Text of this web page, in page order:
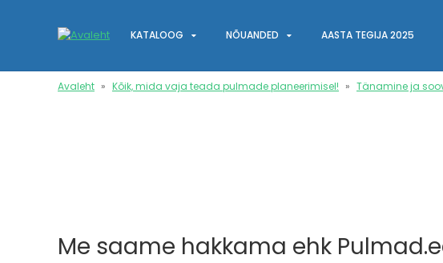
Main
KATALOOG NÕUANDED AASTA TEGIJA 2025
Avaleht Kõik, mida vaja teada pulmade planeerimisel! Tänamine ja
Me saame hakkama ehk